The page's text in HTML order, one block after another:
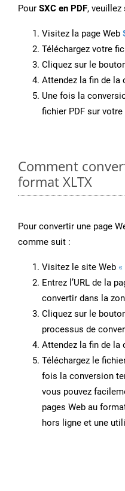
Pour SXC en PDF, veuillez
Visitez la page Web
Téléchargez votre
Cliquez sur le
Attendez la fin de la
Une fois la
fichier PDF sur votre
Comment
format XLTX
Pour convertir une page
comme suit :
Visitez le site Web
Entrez l’URL de la
convertir dans la
Cliquez sur le
processus de
Attendez la fin de la
Téléchargez le
fois la conversion
vous pouvez
pages Web au
hors ligne et une